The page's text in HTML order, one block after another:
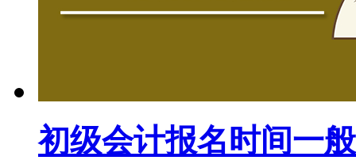
初级会计报名时间一